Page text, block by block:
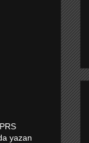
yazan